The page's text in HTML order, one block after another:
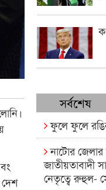
দেশ
সর্বশেষ
ফুলে ফুলে
নাটোর জেলার
জাতীয়তাবাদী
নেতৃত্বে রুহুল-